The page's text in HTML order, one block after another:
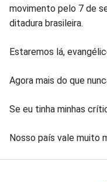
movimento pelo 7 de
ditadura brasileira.
Estaremos lá,
Agora mais do que
Se eu tinha minhas
Nosso país vale muito